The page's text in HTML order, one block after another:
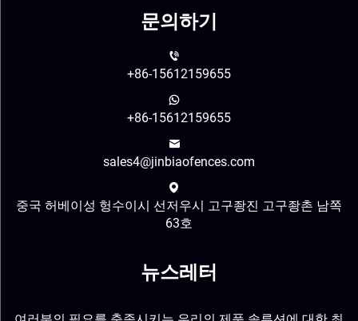
문의하기
+86-15612159655
+86-15612159655
sales4@jinbiaofences.com
중국 허베이성 헝수이시 선저우시 고구좡진 고구좡촌 남쪽
63호
뉴스레터